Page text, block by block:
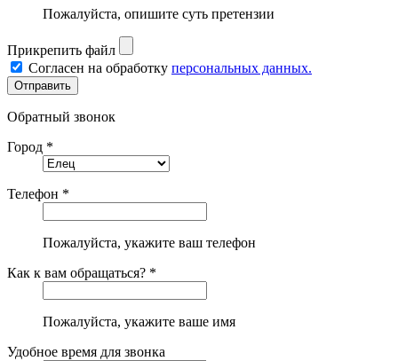
Пожалуйста, опишите суть претензии
Прикрепить файл
Согласен на обработку персональных данных.
Обратный звонок
Город *
Телефон *
Пожалуйста, укажите ваш телефон
Как к вам обращаться? *
Пожалуйста, укажите ваше имя
Удобное время для звонка